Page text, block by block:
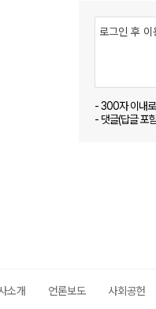
- 300자 이내
- 댓글(답글 포
소개 언론보도 사회공헌